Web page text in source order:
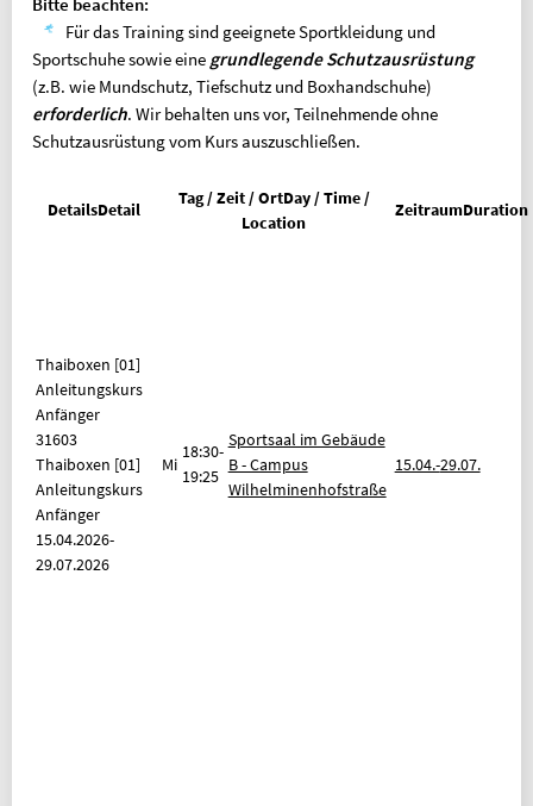
Für das Training sind geeignete Sportkleidung und
Sportschuhe sowie eine grundlegende Schutzausrüstung
(z.B. wie Mundschutz, Tiefschutz und Boxhandschuhe)
erforderlich. Wir behalten uns vor, Teilnehmende ohne
Schutzausrüstung vom Kurs auszuschließen.
DetailsDetail
Tag / Zeit / OrtDay / Time /
Location
ZeitraumDuration
Thaiboxen [01]
Anleitungskurs
Anfänger
31603
Thaiboxen [01]
Anleitungskurs
Anfänger
15.04.2026-
29.07.2026
Mi
18:30-
19:25
Sportsaal im Gebäude
B - Campus
Wilhelminenhofstraße
15.04.-29.07.
ALLGEMEINER DEUTSCHER
HOCHSCHULSPORTVERBAND
INFORMATION IN ENGLISCH
REFUND REQUEST FORM [XLSX]
FAQ (FREQUENTLY ASKED QUESTIONS)